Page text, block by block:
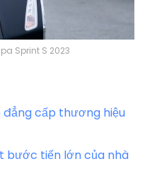
Sprint S 2023
đẳng cấp thương hiệu
bước tiến lớn của nhà